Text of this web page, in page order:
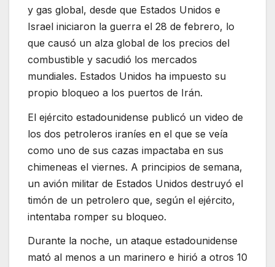
y gas global, desde que Estados Unidos e
Israel iniciaron la guerra el 28 de febrero, lo
que causó un alza global de los precios del
combustible y sacudió los mercados
mundiales. Estados Unidos ha impuesto su
propio bloqueo a los puertos de Irán.
El ejército estadounidense publicó un video de
los dos petroleros iraníes en el que se veía
como uno de sus cazas impactaba en sus
chimeneas el viernes. A principios de semana,
un avión militar de Estados Unidos destruyó el
timón de un petrolero que, según el ejército,
intentaba romper su bloqueo.
Durante la noche, un ataque estadounidense
mató al menos a un marinero e hirió a otros 10